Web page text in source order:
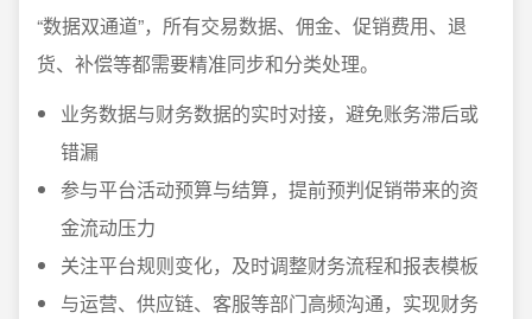
“数据双通道”，所有交易数据、佣金、促销费用、退
货、补偿等都需要精准同步和分类处理。
业务数据与财务数据的实时对接，避免账务滞后或
错漏
参与平台活动预算与结算，提前预判促销带来的资
金流动压力
关注平台规则变化，及时调整财务流程和报表模板
与运营、供应链、客服等部门高频沟通，实现财务